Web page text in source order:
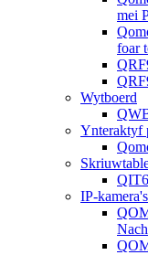
mei
foar
Wytboerd
Ynteraktyf
IP-kamera's